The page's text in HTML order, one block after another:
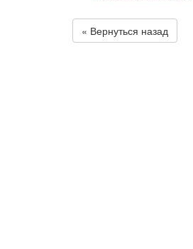
« Вернуться назад